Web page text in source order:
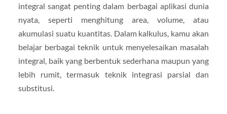
integral sangat penting dalam berbagai aplikasi dunia
nyata, seperti menghitung area, volume, atau
akumulasi suatu kuantitas. Dalam kalkulus, kamu akan
belajar berbagai teknik untuk menyelesaikan masalah
integral, baik yang berbentuk sederhana maupun yang
lebih rumit, termasuk teknik integrasi parsial dan
substitusi.